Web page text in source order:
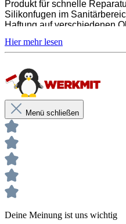
5 Jahre Garantie auf
Produkt für schnelle
Silikonfugen im
Haftung auf verschiedenen
und Chemikalien und bietet
härtet schnell aus und
Wiederherstellung der
Mit dem Sanitärsilikon
einfach und schnell eine
herstellen und deine
nehmen.Menü schließen
Deine Meinung ist uns wichtig